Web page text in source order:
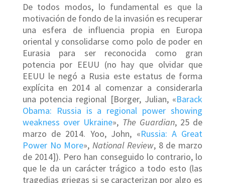
De todos modos, lo fundamental es que la
motivación de fondo de la invasión es recuperar
una esfera de influencia propia en Europa
oriental y consolidarse como polo de poder en
Eurasia para ser reconocida como gran
potencia por EEUU (no hay que olvidar que
EEUU le negó a Rusia este estatus de forma
explícita en 2014 al comenzar a considerarla
una potencia regional [Borger, Julian, «Barack
Obama: Russia is a regional power showing
weakness over Ukraine», The Guardian, 25 de
marzo de 2014. Yoo, John, «Russia: A Great
Power No More»,National Review, 8 de marzo
de 2014]). Pero han conseguido lo contrario, lo
que le da un carácter trágico a todo esto (las
tragedias griegas si se caracterizan por algo es